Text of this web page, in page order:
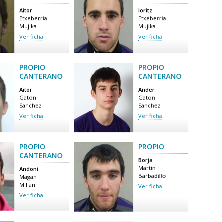
Aitor
Etxeberria
Mujika
Ver ficha
Ioritz
Etxeberria
Mujika
Ver ficha
PROPIO
CANTERANO
Aitor
Gaton
Sanchez
Ver ficha
PROPIO
CANTERANO
Ander
Gaton
Sanchez
Ver ficha
PROPIO
CANTERANO
Andoni
Magan
Millan
Ver ficha
PROPIO
Borja
Martin
Barbadillo
Ver ficha